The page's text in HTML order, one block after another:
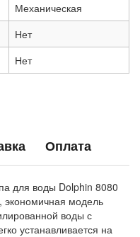
Механическая
Нет
Нет
Оплата
для воды Dolphin 8080
экономичная модель
воды с
устанавливается на